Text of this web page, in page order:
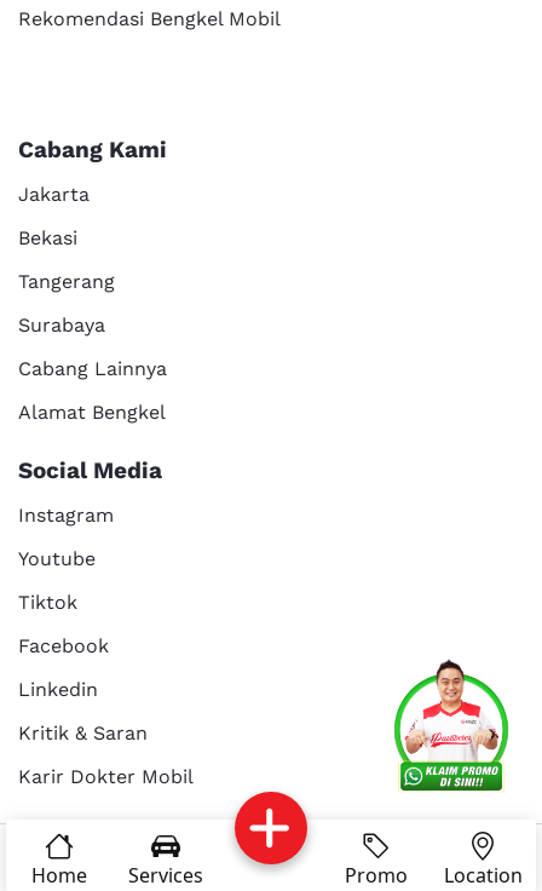
Services About Us
Kritik dan
Reservasi Career
Home Services Promo Location
Rekomendasi Bengkel Mobil
Cabang Kami
Jakarta
Bekasi
Tangerang
Surabaya
Cabang Lainnya
Alamat Bengkel
Social Media
Instagram
Youtube
Tiktok
Facebook
Linkedin
Kritik & Saran
Karir Dokter Mobil
© Copyright 2025 - Dokter Mobil Indonesia